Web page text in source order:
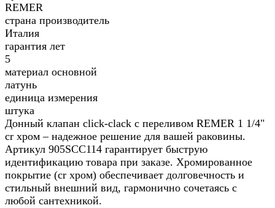
REMER
страна производитель
Италия
гарантия лет
5
материал основной
латунь
единица измерения
штука
Донный клапан click-clack с переливом REMER 1 1/4"
cr хром – надежное решение для вашей раковины.
Артикул 905SCC114 гарантирует быструю
идентификацию товара при заказе. Хромированное
покрытие (cr хром) обеспечивает долговечность и
стильный внешний вид, гармонично сочетаясь с
любой сантехникой.